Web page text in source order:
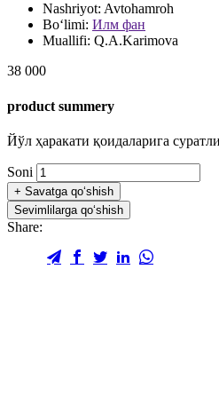
Nashriyot: Avtohamroh
Bo‘limi: Илм фан
Muallifi: Q.A.Karimova
38 000
product summery
Йўл ҳаракати қоидаларига
Soni
+ Savatga qo‘shish
Sevimlilarga qo‘shish
Share: